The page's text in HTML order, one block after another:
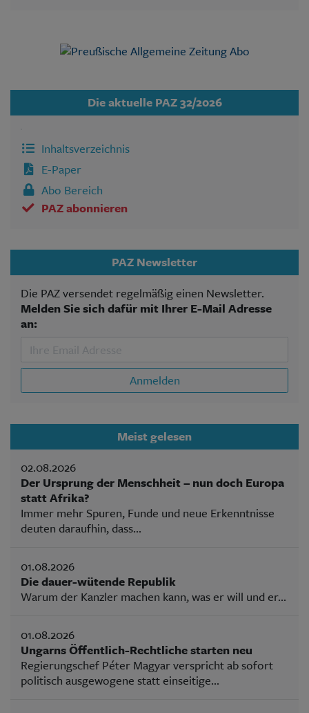
Die aktuelle PAZ 32/2026
Inhaltsverzeichnis
E-Paper
Abo Bereich
PAZ abonnieren
PAZ Newsletter
Die PAZ versendet regelmäßig einen Newsletter.
Melden Sie sich dafür mit Ihrer E-Mail Adresse
an:
Anmelden
Meist gelesen
02.08.2026
Der Ursprung der Menschheit – nun doch Europa
statt Afrika?
Immer mehr Spuren, Funde und neue Erkenntnisse
deuten daraufhin, dass...
01.08.2026
Die dauer-wütende Republik
Warum der Kanzler machen kann, was er will und er...
01.08.2026
Ungarns Öffentlich-Rechtliche starten neu
Regierungschef Péter Magyar verspricht ab sofort
politisch ausgewogene statt einseitige...